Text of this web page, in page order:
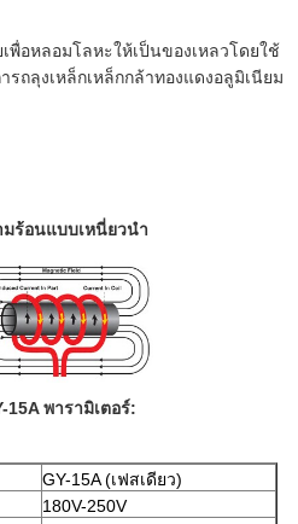
อหลอมโลหะให้เป็นของเหลวโดยใช้
ถลุงเหล็กเหล็กกล้าทองแดงอลูมิเนียม
มร้อนแบบเหนี่ยวนำ
15A พารามิเตอร์:
GY-15A (เฟสเดียว)
180V-250V